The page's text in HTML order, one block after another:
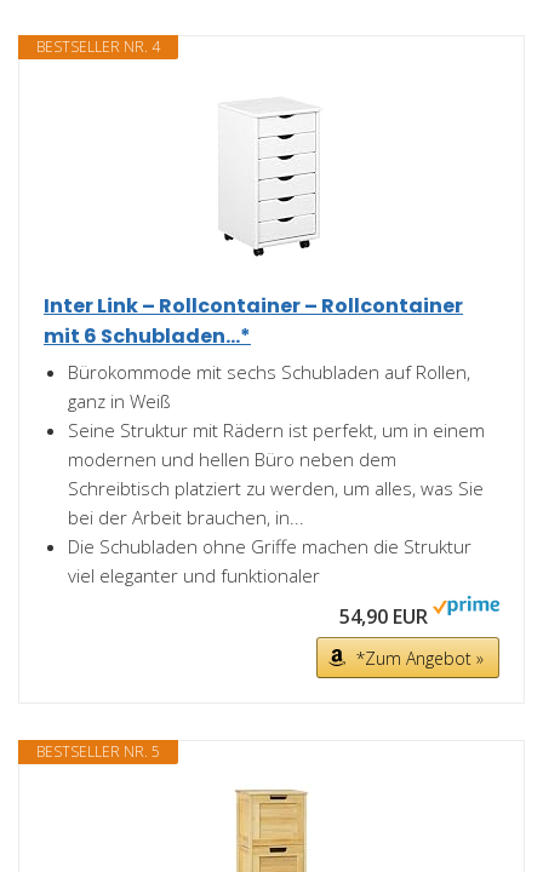
BESTSELLER NR. 4
Inter Link – Rollcontainer – Rollcontainer
mit 6 Schubladen...*
Bürokommode mit sechs Schubladen auf Rollen,
ganz in Weiß
Seine Struktur mit Rädern ist perfekt, um in einem
modernen und hellen Büro neben dem
Schreibtisch platziert zu werden, um alles, was Sie
bei der Arbeit brauchen, in...
Die Schubladen ohne Griffe machen die Struktur
viel eleganter und funktionaler
54,90 EUR
*Zum Angebot »
BESTSELLER NR. 5